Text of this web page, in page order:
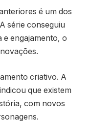
é um dos
série conseguiu
e engajamento, o
criativo. A
que existem
com novos